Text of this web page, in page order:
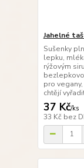
Jahelné
Sušenky
lepku,
rýžovým
pro
chtějí
37 Kč/ks
33 Kč bez